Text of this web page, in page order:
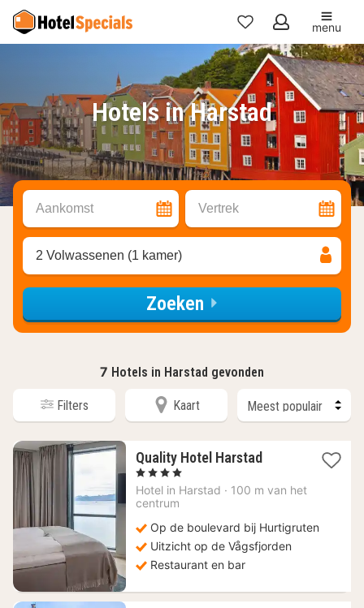
Mijn
favorieten
menu
Hotels in Harstad
Aankomst Vertrek
2 Volwassenen (1 kamer)
Zoeken
7 Hotels in Harstad gevonden
Filters Kaart
Quality Hotel Harstad1
vanaf
, 4 Sterren
Hotel in Harstad · 100 m van het
centrum
Op de boulevard bij Hurtigruten
Uitzicht op de Vågsfjorden
Restaurant en bar